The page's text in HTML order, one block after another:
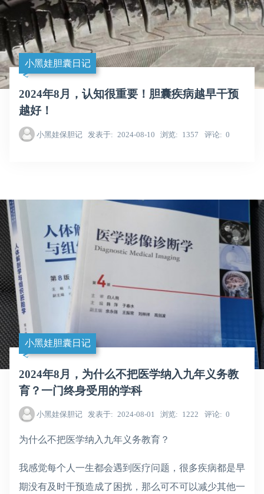
小黑娃胆囊日记
2024年8月，认知很重要！胆囊疾病越早干预
越好！
小黑娃保胆记 发表于 2024-08-10 浏览 1357 评论 0
小黑娃胆囊日记
2024年8月，为什么不把医学纳入九年义务教
育？一门终身受用的学科
小黑娃保胆记 发表于 2024-08-01 浏览 1222 评论 0
为什么不把医学纳入九年义务教育？
我感觉每个人一生都会遇到医疗问题，很多疾病都是早
期没有及时干预造成了困扰，那么可不可以减少其他一